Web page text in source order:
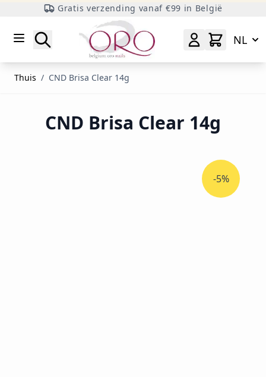
Gratis verzending vanaf €99 in België
Zoeken
NL
Thuis / CND Brisa Clear 14g
CND Brisa Clear 14g
-5%